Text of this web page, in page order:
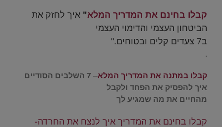
קבלו בחינם את המדריך המלא" איך לחזק את
הביטחון העצמי והדימוי העצמי
ב7 צעדים קלים ובטוחים."
.
קבלו במתנה את המדריך המלא–
7 השלבים הסודיים
איך להפסיק את הפחד ולקבל
מהחיים את מה שמגיע לך
קבלו בחינם את המדריך איך לנצח את החרדה-